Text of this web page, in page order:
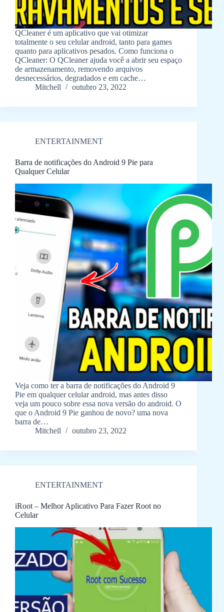
QCleaner é um aplicativo que vai otimizar
totalmente o seu celular android, tanto para games
quanto para aplicativos pesados. Como funciona o
QCleaner: O QCleaner ajuda você a abrir seu espaço
de armazenamento, removendo arquivos
desnecessários, degradados e em cache…
Mitchell
outubro 23, 2022
ENTERTAINMENT
Barra de notificações do Android 9 Pie para
Qualquer Celular
Veja como ter a barra de notificações do Android 9
Pie em qualquer celular android, mas antes disso
veja um pouco sobre essa nova versão do android. O
que o Android 9 Pie ganhou de novo? uma nova
barra de…
Mitchell
outubro 23, 2022
ENTERTAINMENT
iRoot – Melhor Aplicativo Para Fazer Root no
Celular